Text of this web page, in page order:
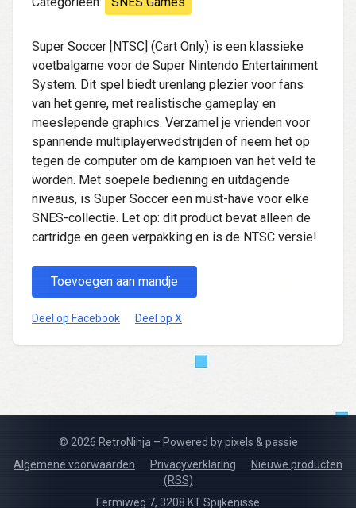
Super Soccer [NTSC] (Cart Only) is een klassieke
voetbalgame voor de Super Nintendo Entertainment
System. Dit spel biedt urenlang plezier voor fans
van het genre, met realistische gameplay en
meeslepende graphics. Verzamel je vrienden voor
spannende multiplayerwedstrijden of neem het op
tegen de computer om de kampioen van het veld te
worden. Met soepele bediening en uitdagende
niveaus, is Super Soccer een must-have voor elke
SNES-collectie. Let op: dit product bevat alleen de
cartridge en geen verpakking en is de NTSC versie!
Toevoegen aan mandje
Deel op Facebook Deel op X
© 2026 RetroNinja – Powered by pixels & passie
Algemene voorwaarden
Privacyverklaring
Nieuwe producten
(RSS)
Fermiweg 7, 3208 KT Spijkenisse